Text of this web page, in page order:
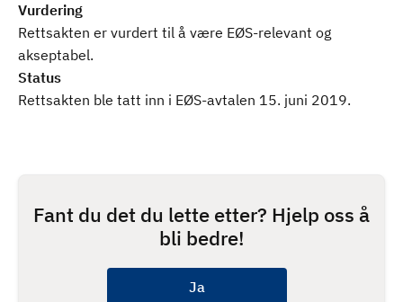
Vurdering
Rettsakten er vurdert til å være EØS-relevant og
akseptabel.
Status
Rettsakten ble tatt inn i EØS-avtalen 15. juni 2019.
Fant du det du lette etter? Hjelp oss å
bli bedre!